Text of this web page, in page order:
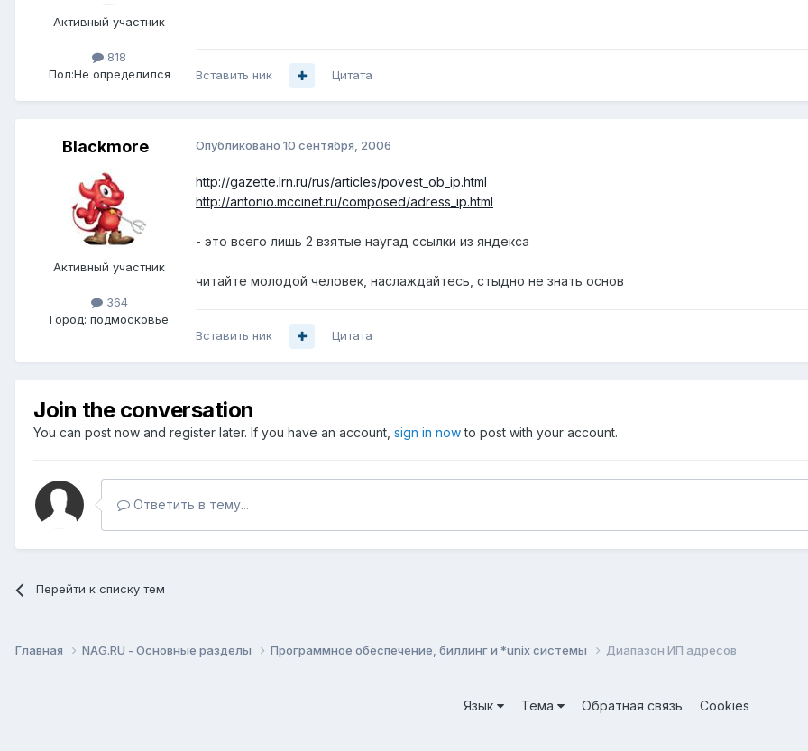
Активный участник
818
Пол:Не определился Вставить ник Цитата
Blackmore
Активный участник
364
Город: подмосковье
Опубликовано 10 сентября, 2006
http://gazette.lrn.ru/rus/articles/povest_ob_ip.html
http://antonio.mccinet.ru/composed/adress_ip.html
- это всего лишь 2 взятые наугад ссылки из яндекса
читайте молодой человек, наслаждайтесь, стыдно не знать основ
Вставить ник Цитата
Join the conversation
You can post now and register later. If you have an account, sign in nowto post with your account.
Ответить в тему...
Перейти к списку тем
Главная NAG.RU - Основные разделы Программное обеспечение, биллинг и *unix системы Диапазон ИП адресов
Язык Тема Обратная связь
Cookies